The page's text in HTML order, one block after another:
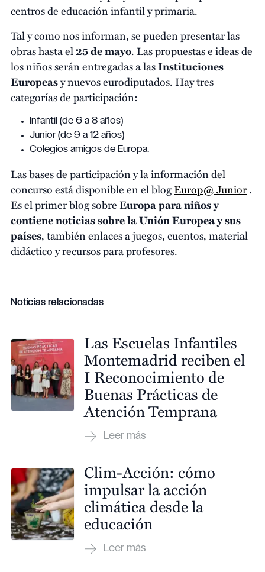
centros de educación infantil y primaria.
Tal y como nos informan, se pueden presentar las
obras hasta el25 de mayo. Las propuestas e ideas de
los niños serán entregadas a lasInstituciones
Europeasy nuevos eurodiputados. Hay tres
categorías de participación:
Infantil (de 6 a 8 años)
Junior (de 9 a 12 años)
Colegios amigos de Europa.
Las bases de participación y la información del
concurso está disponible en el blogEurop@ Junior.
Es el primer blog sobre Europa para niños y
contiene noticias sobre la Unión Europea y sus
países, también enlaces a juegos, cuentos, material
didáctico y recursos para profesores.
Noticias relacionadas
Las Escuelas Infantiles
Montemadrid reciben el
I Reconocimiento de
Buenas Prácticas de
Atención Temprana
Clim-Acción: cómo
impulsar la acción
climática desde la
educación